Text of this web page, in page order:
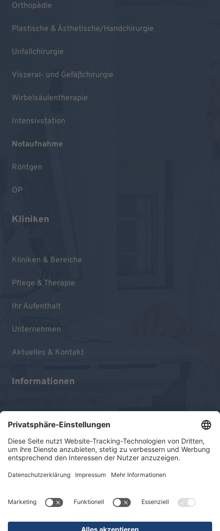
Orthopädie
Plastische & Ästhetische/Handchirurgie
Unfallchirurgie
Viszeral- und Gefäßchirurgie
Wirbelsäulentherapie
Intensivstation
Notaufnahme
Röntgen
OP
Kliniken
Kliniken & Bereiche
Pflege & Therapie
Ihr Aufenthalt
Unternehmen
Aktuelles & Kontakt
Informationen
Impressum
Datenschutz
Sitemap